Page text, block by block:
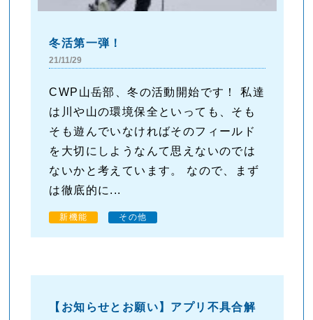
冬活第一弾！
21/11/29
CWP山岳部、冬の活動開始です！ 私達
は川や山の環境保全といっても、そも
そも遊んでいなければそのフィールド
を大切にしようなんて思えないのでは
ないかと考えています。 なので、まず
は徹底的に...
新機能 その他
【お知らせとお願い】アプリ不具合解